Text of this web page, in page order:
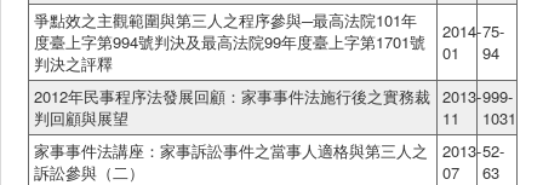
爭點效之主觀範圍與第三人之程序參與─最高法院101年
度臺上字第994號判決及最高法院99年度臺上字第1701號
判決之評釋
2014-
01
75-
94
2012年民事程序法發展回顧：家事事件法施行後之實務裁
判回顧與展望
2013-
11
999-
1031
家事事件法講座：家事訴訟事件之當事人適格與第三人之
訴訟參與（二）
2013-
07
52-
63